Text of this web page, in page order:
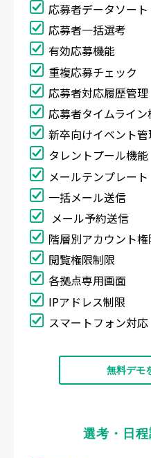
応募者データソー
応募者一括選考
有効応募機能
重複応募チェック
応募者対応履歴管理
応募者タイムライン
新卒向けイベント
タレントプール機能
メールテンプレート
一括メール送信
メール予約送信
階層別アカウント権
閲覧権限制限
各拠点専用画面
IPアドレス制限
スマートフォン対応
無料デモ
選考・日